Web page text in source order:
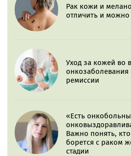
Рак кожи и
отличить и
Уход за кожей во
онкозаболевания
ремиссии
«Есть
Важно понять,
борется с раком
стадии